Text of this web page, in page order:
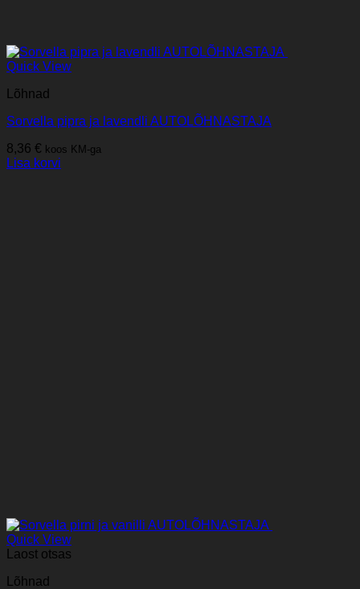
Quick View
Lõhnad
Sorvella pipra ja lavendli AUTOLÕHNASTAJA
8,36 € koos KM-ga
Lisa korvi
Quick View
Laost otsas
Lõhnad